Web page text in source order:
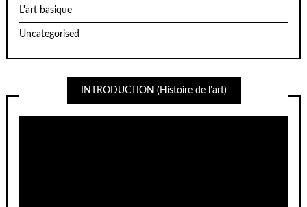
L'art basique
Uncategorised
INTRODUCTION (Histoire de l’art)